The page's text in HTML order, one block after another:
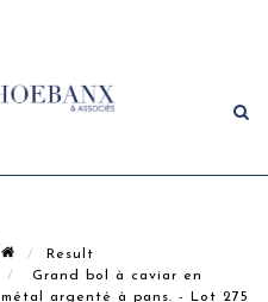
Result
Grand bol à caviar en
métal argenté à pans. - Lot 275